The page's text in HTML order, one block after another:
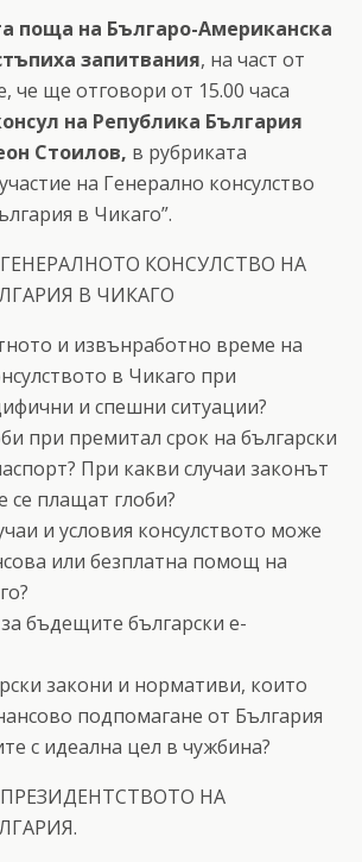
поща на Българо-Американска
запитвания, на част от
че ще отговори от 15.00 часа
на Република България
Стоилов, в рубриката
на Генерално консулство
в Чикаго”.
КОНСУЛСТВО НА
В ЧИКАГО
и извънработно време на
в Чикаго при
и спешни ситуации?
при премитал срок на български
При какви случаи законът
се плащат глоби?
и условия консулството може
или безплатна помощ на
бъдещите български е-
закони и нормативи, които
подпомагане от България
с идеална цел в чужбина?
НА